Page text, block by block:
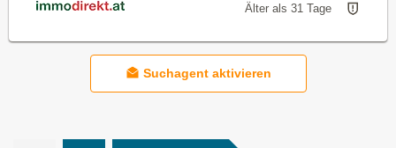
Älter als 31 Tage
Suchagent aktivieren